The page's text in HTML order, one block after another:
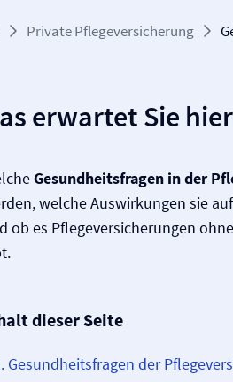
Private Pflege­versicherung
erwartet Sie hier
Gesundheitsfragen in der
welche Auswirkungen sie
ob es Pflege­versicherungen
dieser Seite
Gesundheitsfragen der